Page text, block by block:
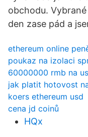
obchodu.
den zase pád a
ethereum online
poukaz na izolaci
60000000 rmb na
jak platit hotovost
koers ethereum usd
cena jd coinů
HQx